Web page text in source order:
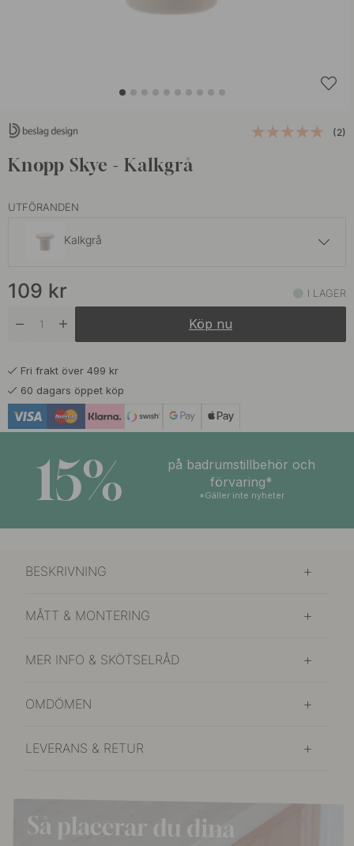
(2)
Knopp Skye - Kalkgrå
UTFÖRANDEN
Kalkgrå
Grafitgrå I lager
I lager
Salviagrön
Stormblå 109 kr
109 kr I LAGER
Köp nu
Fri frakt över 499 kr
60 dagars öppet köp
15%
på badrumstillbehör och
förvaring*
*Gäller inte nyheter
BESKRIVNING
MÅTT & MONTERING
MER INFO & SKÖTSELRÅD
OMDÖMEN
LEVERANS & RETUR